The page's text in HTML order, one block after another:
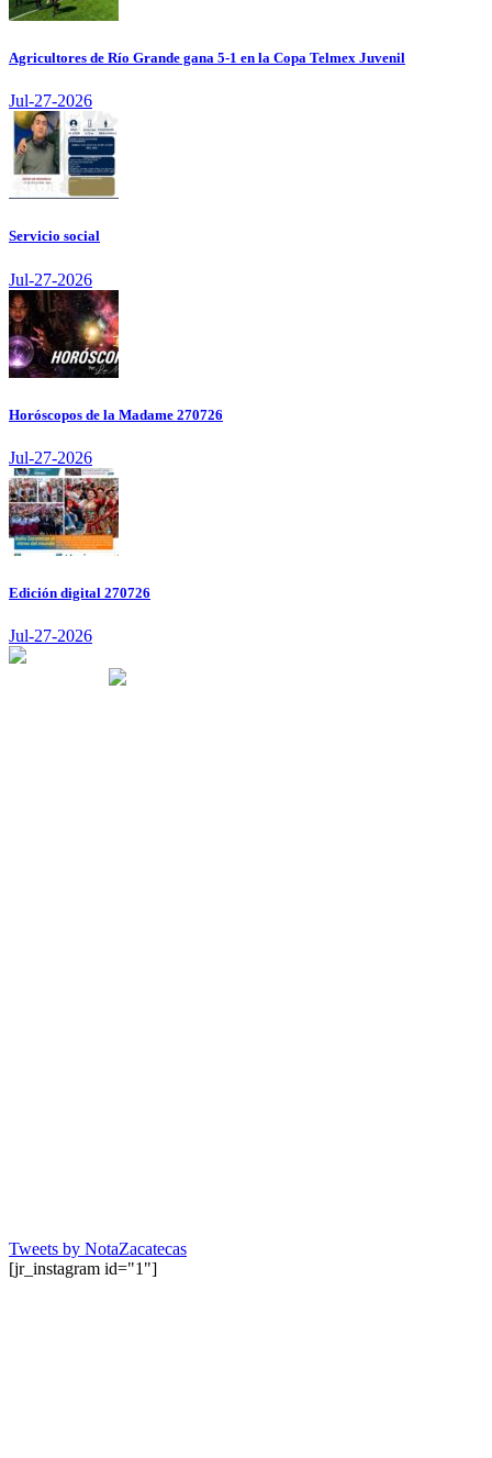
Agricultores de Río Grande gana 5-1 en la Copa Telmex Juvenil
Jul-27-2026
Servicio social
Jul-27-2026
Horóscopos de la Madame 270726
Jul-27-2026
Edición digital 270726
Jul-27-2026
Tweets by NotaZacatecas
[jr_instagram id="1"]